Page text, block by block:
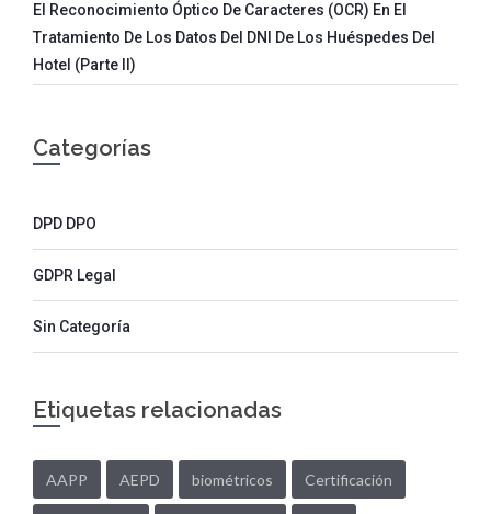
El Reconocimiento Óptico De Caracteres (OCR) En El
Tratamiento De Los Datos Del DNI De Los Huéspedes Del
Hotel (parte II)
Categorías
DPD DPO
GDPR Legal
Sin Categoría
Etiquetas relacionadas
AAPP AEPD biométricos Certificación